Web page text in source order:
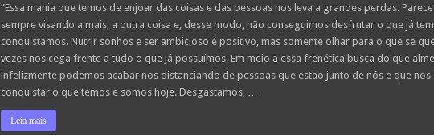
te
todos
os
dias
pela
mesma
pessoa!
”Essa mania que temos de enjoar das coisas e das pessoas nos leva a grandes perdas.
sempre visando a mais, a outra coisa e, desse modo, não conseguimos desfrutar o que já
conquistamos. Nutrir sonhos e ser ambicioso é positivo, mas somente olhar para o que se
vezes nos cega frente a tudo o que já possuímos. Em meio a essa frenética busca do que
infelizmente podemos acabar nos distanciando de pessoas que estão junto de nós e que nos
conquistar o que temos e somos hoje. Desgastamos, …
Leia mais